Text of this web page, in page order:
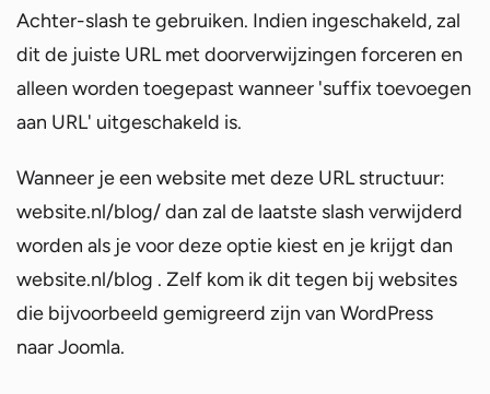
Achter-slash te gebruiken. Indien ingeschakeld, zal
dit de juiste URL met doorverwijzingen forceren en
alleen worden toegepast wanneer 'suffix toevoegen
aan URL' uitgeschakeld is.
Wanneer je een website met deze URL structuur:
website.nl/blog/ dan zal de laatste slash verwijderd
worden als je voor deze optie kiest en je krijgt dan
website.nl/blog . Zelf kom ik dit tegen bij websites
die bijvoorbeeld gemigreerd zijn van WordPress
naar Joomla.